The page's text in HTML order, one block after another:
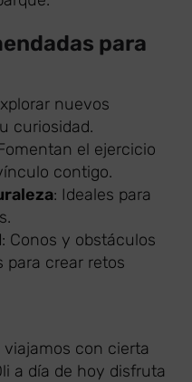
para
nuevos
curiosidad.
el ejercicio
contigo.
: Ideales para
: Conos y obstáculos
para crear retos
viajamos con cierta
a día de hoy disfruta